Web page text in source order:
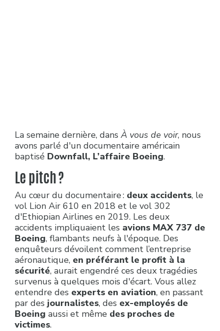
La semaine dernière, dans À vous de voir, nous
avons parlé d'un documentaire américain
baptisé Downfall, L’affaire Boeing.
Le pitch ?
Au cœur du documentaire : deux accidents, le
vol Lion Air 610 en 2018 et le vol 302
d'Ethiopian Airlines en 2019. Les deux
accidents impliquaient les avions MAX 737 de
Boeing, flambants neufs à l'époque. Des
enquêteurs dévoilent comment l’entreprise
aéronautique, en préférant le profit à la
sécurité, aurait engendré ces deux tragédies
survenus à quelques mois d'écart. Vous allez
entendre des experts en aviation, en passant
par des journalistes, des ex-employés de
Boeing aussi et même des proches de
victimes.